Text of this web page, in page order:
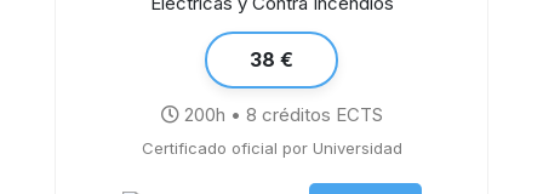
Reglamentos Técnicos en
38 €
200h • 8 créditos ECTS
Certificado oficial por Universidad